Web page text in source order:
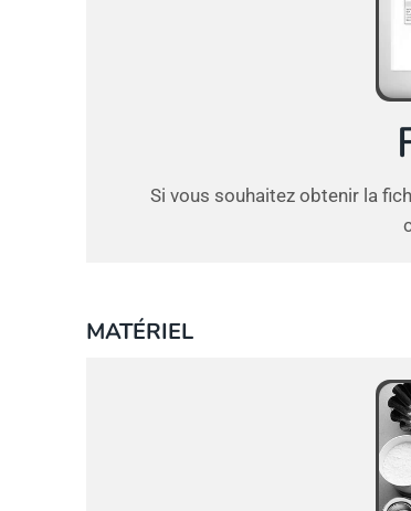
Si vous souhaitez obtenir la
MATÉRIEL